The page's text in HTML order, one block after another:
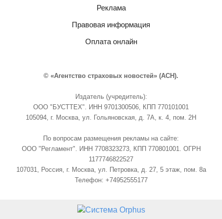
Реклама
Правовая информация
Оплата онлайн
© «Агентство страховых новостей» (АСН).
Издатель (учредитель):
ООО "БУСТТЕХ". ИНН 9701300506, КПП 770101001
105094, г. Москва, ул. Гольяновская, д. 7А, к. 4, пом. 2Н
По вопросам размещения рекламы на сайте:
ООО "Регламент". ИНН 7708323273, КПП 770801001. ОГРН
1177746822527
107031, Россия, г. Москва, ул. Петровка, д. 27, 5 этаж, пом. 8а
Телефон: +74952555177